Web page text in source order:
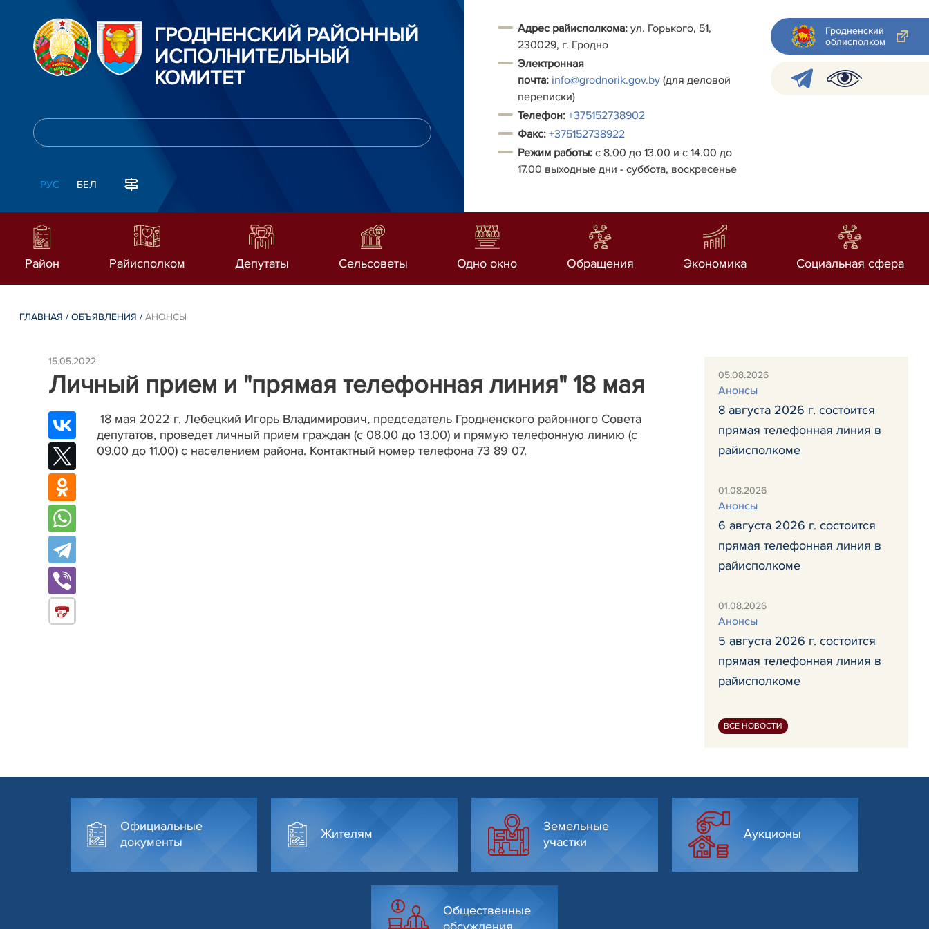
ГРОДНЕНСКИЙ РАЙОННЫЙ
ИСПОЛНИТЕЛЬНЫЙ
КОМИТЕТ
РУС БЕЛ
Адрес райисполкома: ул. Горького, 51,
230029, г. Гродно
Электронная
почта: info@grodnorik.gov.by (для деловой
переписки)
Телефон: +375152738902
Факс: +375152738922
Режим работы: с 8.00 до 13.00 и с 14.00 до
17.00 выходные дни - суббота, воскресенье
Гродненский
облисполком
Район Райисполком Депутаты Сельсоветы Одно окно Обращения Экономика Социальная сфера
ГЛАВНАЯ /ОБЪЯВЛЕНИЯ /АНОНСЫ
15.05.2022
Личный прием и "прямая телефонная линия" 18 мая
18 мая 2022 г. Лебецкий Игорь Владимирович, председатель Гродненского районного Совета
депутатов, проведет личный прием граждан (с 08.00 до 13.00) и прямую телефонную линию (с
09.00 до 11.00) с населением района. Контактный номер телефона 73 89 07.
05.08.2026
Анонсы
8 августа 2026 г. состоится
прямая телефонная линия в
райисполкоме
01.08.2026
Анонсы
6 августа 2026 г. состоится
прямая телефонная линия в
райисполкоме
01.08.2026
Анонсы
5 августа 2026 г. состоится
прямая телефонная линия в
райисполкоме
ВСЕ НОВОСТИ
Официальные
документы
Жителям
Земельные
участки
Аукционы
Общественные